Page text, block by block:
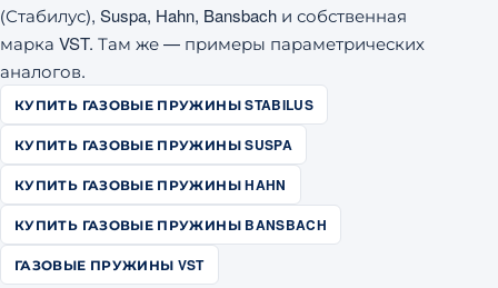
(Стабилус), Suspa, Hahn, Bansbach и собственная
марка VST. Там же — примеры параметрических
аналогов.
КУПИТЬ ГАЗОВЫЕ ПРУЖИНЫ STABILUS
КУПИТЬ ГАЗОВЫЕ ПРУЖИНЫ SUSPA
КУПИТЬ ГАЗОВЫЕ ПРУЖИНЫ HAHN
КУПИТЬ ГАЗОВЫЕ ПРУЖИНЫ BANSBACH
ГАЗОВЫЕ ПРУЖИНЫ VST